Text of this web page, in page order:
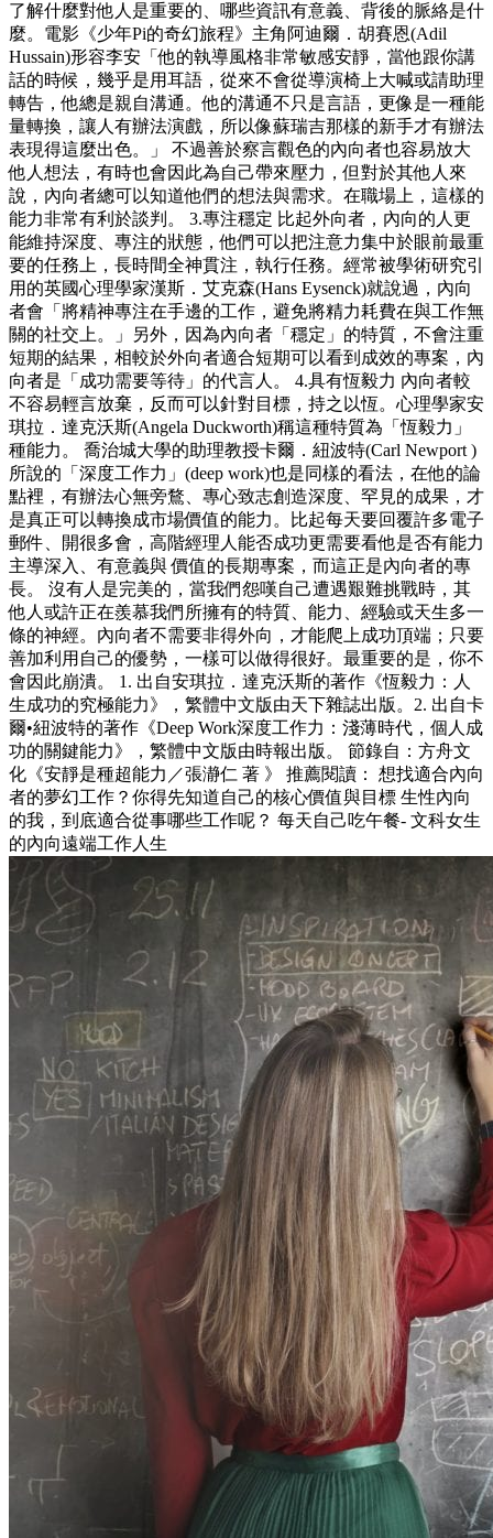
了解什麼對他人是重要的、哪些資訊有意義、背後的脈絡是什
麼。電影《少年Pi的奇幻旅程》主角阿迪爾．胡賽恩(Adil
Hussain)形容李安「他的執導風格非常敏感安靜，當他跟你講
話的時候，幾乎是用耳語，從來不會從導演椅上大喊或請助理
轉告，他總是親自溝通。他的溝通不只是言語，更像是一種能
量轉換，讓人有辦法演戲，所以像蘇瑞吉那樣的新手才有辦法
表現得這麼出色。」 不過善於察言觀色的內向者也容易放大
他人想法，有時也會因此為自己帶來壓力，但對於其他人來
說，內向者總可以知道他們的想法與需求。在職場上，這樣的
能力非常有利於談判。 3.專注穩定 比起外向者，內向的人更
能維持深度、專注的狀態，他們可以把注意力集中於眼前最重
要的任務上，長時間全神貫注，執行任務。經常被學術研究引
用的英國心理學家漢斯．艾克森(Hans Eysenck)就說過，內向
者會「將精神專注在手邊的工作，避免將精力耗費在與工作無
關的社交上。」另外，因為內向者「穩定」的特質，不會注重
短期的結果，相較於外向者適合短期可以看到成效的專案，內
向者是「成功需要等待」的代言人。 4.具有恆毅力 內向者較
不容易輕言放棄，反而可以針對目標，持之以恆。心理學家安
琪拉．達克沃斯(Angela Duckworth)稱這種特質為「恆毅力」
種能力。 喬治城大學的助理教授卡爾．紐波特(Carl Newport )
所說的「深度工作力」(deep work)也是同樣的看法，在他的論
點裡，有辦法心無旁鶩、專心致志創造深度、罕見的成果，才
是真正可以轉換成市場價值的能力。比起每天要回覆許多電子
郵件、開很多會，高階經理人能否成功更需要看他是否有能力
主導深入、有意義與 價值的長期專案，而這正是內向者的專
長。 沒有人是完美的，當我們怨嘆自己遭遇艱難挑戰時，其
他人或許正在羨慕我們所擁有的特質、能力、經驗或天生多一
條的神經。內向者不需要非得外向，才能爬上成功頂端；只要
善加利用自己的優勢，一樣可以做得很好。最重要的是，你不
會因此崩潰。 1. 出自安琪拉．達克沃斯的著作《恆毅力：人
生成功的究極能力》，繁體中文版由天下雜誌出版。2. 出自卡
爾•紐波特的著作《Deep Work深度工作力：淺薄時代，個人成
功的關鍵能力》，繁體中文版由時報出版。 節錄自：方舟文
化《安靜是種超能力／張瀞仁 著 》 推薦閱讀： 想找適合內向
者的夢幻工作？你得先知道自己的核心價值與目標 生性內向
的我，到底適合從事哪些工作呢？ 每天自己吃午餐- 文科女生
的內向遠端工作人生